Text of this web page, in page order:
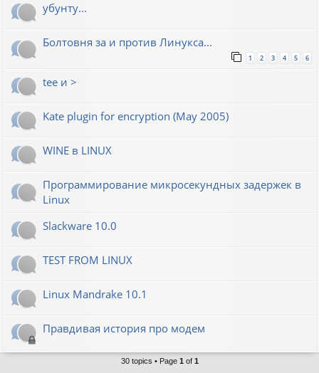
убунту...
Болтовня за и против Линукса...
1 2 3 4 5 6
tee и >
Kate plugin for encryption (May 2005)
WINE в LINUX
Программирование микросекундных задержек в
Linux
Slackware 10.0
TEST FROM LINUX
Linux Mandrake 10.1
Правдивая история про модем
30 topics • Page 1 of 1